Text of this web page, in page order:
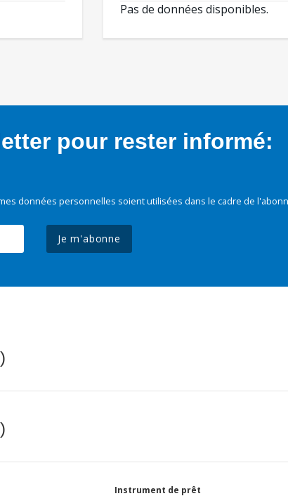
Pas de données disponibles.
pour rester informé:
données personnelles soient utilisées dans le cadre de
Je m'abonne
Instrument de prêt